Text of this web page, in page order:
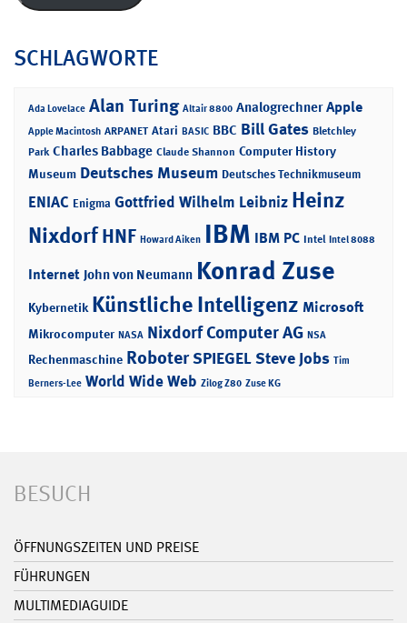
SCHLAGWORTE
Ada Lovelace Alan Turing Altair 8800 Analogrechner Apple
Apple Macintosh ARPANET Atari BASIC BBC Bill Gates Bletchley
Park Charles Babbage Claude Shannon Computer History
Museum Deutsches Museum Deutsches Technikmuseum
ENIAC Enigma Gottfried Wilhelm Leibniz Heinz
NixdorfHNF Howard Aiken IBM IBM PC Intel Intel 8088
Internet John von Neumann Konrad Zuse
Kybernetik Künstliche Intelligenz Microsoft
Mikrocomputer NASA Nixdorf Computer AG NSA
Rechenmaschine RoboterSPIEGELSteve Jobs Tim
Berners-Lee World Wide Web Zilog Z80 Zuse KG
BESUCH
ÖFFNUNGSZEITEN UND PREISE
FÜHRUNGEN
MULTIMEDIAGUIDE